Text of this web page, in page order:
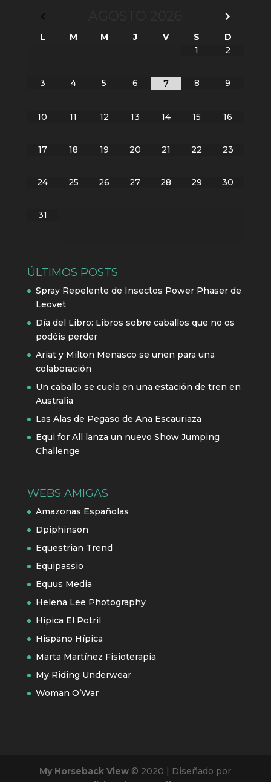
L M M J V S
D
1
2
3 4 5 6 7 8 9
10 11 12 13 14 15 16
17 18 19 20 21 22 23
24 25 26 27 28 29 30
31
ÚLTIMOS POSTS
Spray Repelente de Insectos Power Phaser de
Leovet
Día del Libro: Libros sobre caballos que no os
podéis perder
Ariat y Milton Menasco se unen para una
colaboración
Un caballo se cuela en una estación de tren en
Australia
Las Alas de Pegaso de Ana Escauriaza
Equi for All lanza un nuevo Show Jumping
Challenge
WEBS AMIGAS
Amazonas Españolas
Dpiphinson
Equestrian Trend
Equipassio
Equus Media
Helena Lee Photography
Hípica El Potril
Hispano Hípica
Marta Martínez Fisioterapia
My Riding Underwear
Woman O’War
My Horseback View © 2020 | Diseñado por